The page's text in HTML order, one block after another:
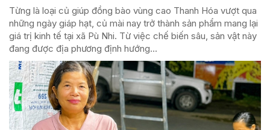
Từng là loại củ giúp đồng bào vùng cao Thanh Hóa vượt qua
những ngày giáp hạt, củ mài nay trở thành sản phẩm mang lại
giá trị kinh tế tại xã Pù Nhi. Từ việc chế biến sâu, sản vật này
đang được địa phương định hướng...